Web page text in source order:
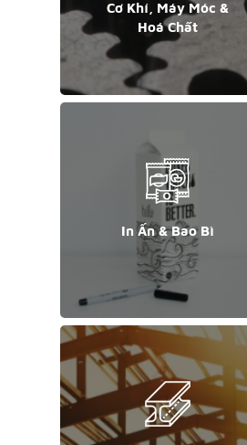
Cơ Khí, Máy Móc &
Hoá Chất
In Ấn & Bao Bì